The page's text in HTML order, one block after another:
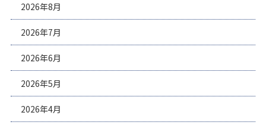
2026年8月
2026年7月
2026年6月
2026年5月
2026年4月